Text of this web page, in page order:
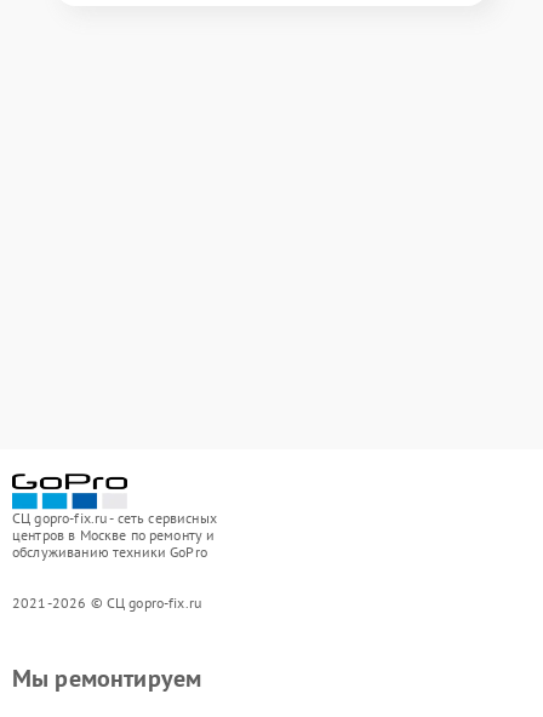
СЦ gopro-fix.ru - сеть сервисных
центров в Москве по ремонту и
обслуживанию техники GoPro
2021-2026 © СЦ gopro-fix.ru
Мы ремонтируем